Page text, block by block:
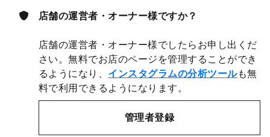
店舗の運営者・オーナー様ですか？
店舗の運営者・オーナー様でしたらお申し出くだ
さい。無料でお店のページを管理することができ
るようになり、 インスタグラムの分析ツールも無
料で利用できるようになります。
管理者登録